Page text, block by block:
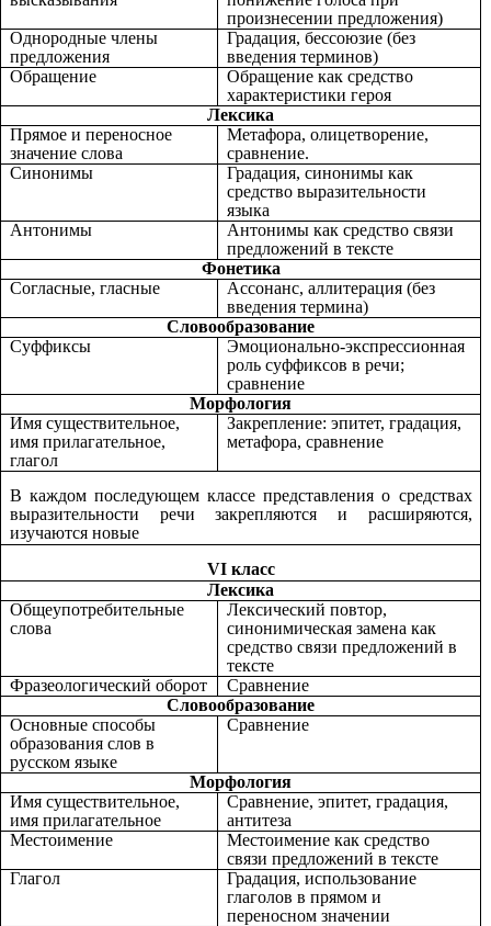
произнесении предложения)
Однородные члены
предложения
Градация, бессоюзие (без
введения терминов)
Обращение
Обращение как средство
характеристики героя
Лексика
Прямое и переносное
значение слова
Метафора, олицетворение,
сравнение.
Синонимы
Градация, синонимы как
средство выразительности
языка
Антонимы
Антонимы как средство связи
предложений в тексте
Фонетика
Согласные, гласные
Ассонанс, аллитерация (без
введения термина)
Словообразование
Суффиксы
Эмоционально-экспрессионная
роль суффиксов в речи;
сравнение
Морфология
Имя существительное,
имя прилагательное,
глагол
Закрепление: эпитет, градация,
метафора, сравнение
В каждом последующем классе представления о средствах
выразительности речи закрепляются и расширяются,
изучаются новые
VI класс
Лексика
Общеупотребительные
слова
Лексический повтор,
синонимическая замена как
средство связи предложений в
тексте
Фразеологический оборот
Сравнение
Словообразование
Основные способы
образования слов в
русском языке
Сравнение
Морфология
Имя существительное,
имя прилагательное
Сравнение, эпитет, градация,
антитеза
Местоимение
Местоимение как средство
связи предложений в тексте
Глагол
Градация, использование
глаголов в прямом и
переносном значении